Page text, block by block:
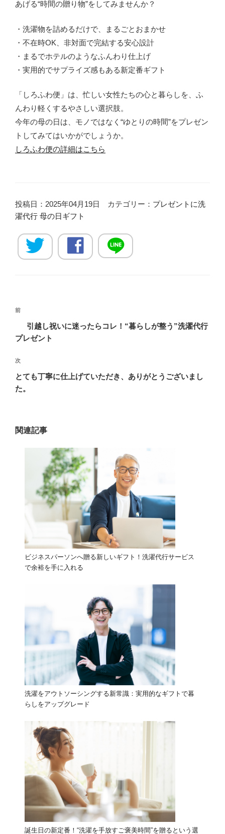
あげる“時間の贈り物”をしてみませんか？
・洗濯物を詰めるだけで、まるごとおまかせ
・不在時OK、非対面で完結する安心設計
・まるでホテルのようなふんわり仕上げ
・実用的でサプライズ感もある新定番ギフト
「しろふわ便」は、忙しい女性たちの心と暮らしを、ふ
んわり軽くするやさしい選択肢。
今年の母の日は、モノではなく“ゆとりの時間”をプレゼン
トしてみてはいかがでしょうか。
しろふわ便の詳細はこちら
投稿日：2025年04月19日 カテゴリー： プレゼントに洗
濯代行 母の日ギフト
投
ナ
ゲ
ー
シ
過
の
稿
前
引越し祝いに迷ったらコレ！“暮らしが整う”洗濯代行
プレゼント
次
の
投
次
とても丁寧に仕上げていただき、ありがとうございまし
た。
関連記事
ビジネスパーソンへ贈る新しいギフト！洗濯代行サービス
で余裕を手に入れる
洗濯をアウトソーシングする新常識：実用的なギフトで暮
らしをアップグレード
誕生日の新定番！“洗濯を手放すご褒美時間”を贈るという選